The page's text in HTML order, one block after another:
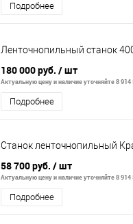
Подробнее
Ленточнопильный станок
180 000 руб. / шт
Актуальную цену и наличие уточняйте 8 914
Подробнее
Станок ленточнопильный
58 700 руб. / шт
Актуальную цену и наличие уточняйте 8 914
Подробнее